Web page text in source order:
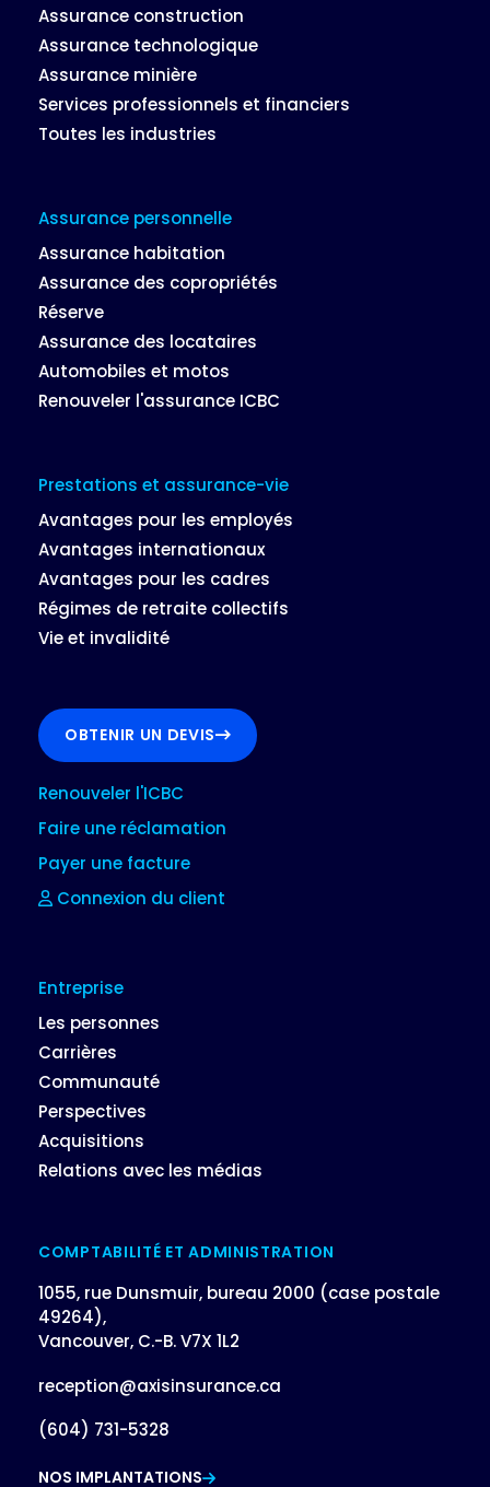
Assurance construction
Assurance technologique
Assurance minière
Services professionnels et financiers
Toutes les industries
Assurance personnelle
Assurance habitation
Assurance des copropriétés
Réserve
Assurance des locataires
Automobiles et motos
Renouveler l'assurance ICBC
Prestations et assurance-vie
Avantages pour les employés
Avantages internationaux
Avantages pour les cadres
Régimes de retraite collectifs
Vie et invalidité
OBTENIR UN DEVIS
Renouveler l'ICBC
Faire une réclamation
Payer une facture
Connexion du client
Entreprise
Les personnes
Carrières
Communauté
Perspectives
Acquisitions
Relations avec les médias
COMPTABILITÉ ET ADMINISTRATION
1055, rue Dunsmuir, bureau 2000 (case postale
49264),
Vancouver, C.-B. V7X 1L2
reception@axisinsurance.ca
(604) 731-5328
NOS IMPLANTATIONS